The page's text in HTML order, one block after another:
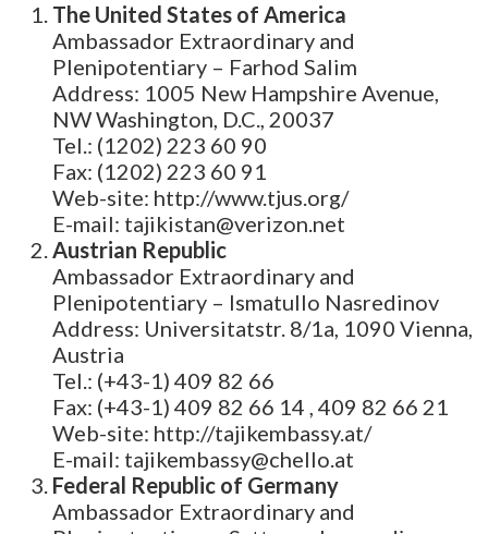
The United States of America
Ambassador Extraordinary and
Plenipotentiary – Farhod Salim
Address: 1005 New Hampshire Avenue,
NW Washington, D.C., 20037
Tel.: (1202) 223 60 90
Fax: (1202) 223 60 91
Web-site: http://www.tjus.org/
E-mail: tajikistan@verizon.net
Austrian Republic
Ambassador Extraordinary and
Plenipotentiary – Ismatullo Nasredinov
Address: Universitatstr. 8/1a, 1090 Vienna,
Austria
Tel.: (+43-1) 409 82 66
Fax: (+43-1) 409 82 66 14 , 409 82 66 21
Web-site: http://tajikembassy.at/
E-mail: tajikembassy@chello.at
Federal Republic of Germany
Ambassador Extraordinary and